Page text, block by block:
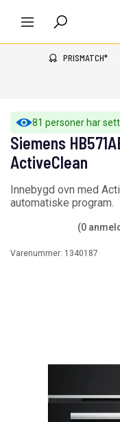
PRISMATCH*
81 personer har
Siemens
ActiveClean
Innebygd ovn med
automatiske program.
(0
Varenummer: 1340187